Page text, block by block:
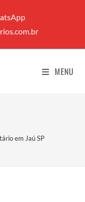
MENU
em Jaú SP